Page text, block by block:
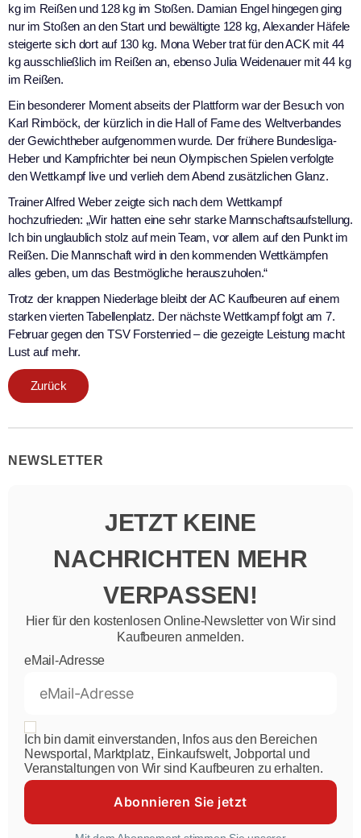
kg im Reißen und 128 kg im Stoßen. Damian Engel hingegen ging
nur im Stoßen an den Start und bewältigte 128 kg, Alexander Häfele
steigerte sich dort auf 130 kg. Mona Weber trat für den ACK mit 44
kg ausschließlich im Reißen an, ebenso Julia Weidenauer mit 44 kg
im Reißen.
Ein besonderer Moment abseits der Plattform war der Besuch von
Karl Rimböck, der kürzlich in die Hall of Fame des Weltverbandes
der Gewichtheber aufgenommen wurde. Der frühere Bundesliga-
Heber und Kampfrichter bei neun Olympischen Spielen verfolgte
den Wettkampf live und verlieh dem Abend zusätzlichen Glanz.
Trainer Alfred Weber zeigte sich nach dem Wettkampf
hochzufrieden: „Wir hatten eine sehr starke Mannschaftsaufstellung.
Ich bin unglaublich stolz auf mein Team, vor allem auf den Punkt im
Reißen. Die Mannschaft wird in den kommenden Wettkämpfen
alles geben, um das Bestmögliche herauszuholen.“
Trotz der knappen Niederlage bleibt der AC Kaufbeuren auf einem
starken vierten Tabellenplatz. Der nächste Wettkampf folgt am 7.
Februar gegen den TSV Forstenried – die gezeigte Leistung macht
Lust auf mehr.
Zurück
NEWSLETTER
JETZT KEINE
NACHRICHTEN MEHR
VERPASSEN!
Hier für den kostenlosen Online-Newsletter von Wir sind
Kaufbeuren anmelden.
eMail-Adresse
Ich bin damit einverstanden, Infos aus den Bereichen
Newsportal, Marktplatz, Einkaufswelt, Jobportal und
Veranstaltungen von Wir sind Kaufbeuren zu erhalten.